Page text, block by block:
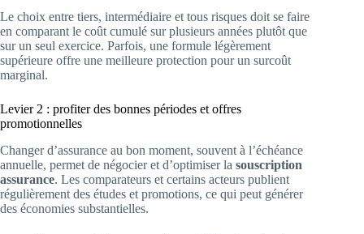
Le choix entre tiers, intermédiaire et tous risques doit se faire
en comparant le coût cumulé sur plusieurs années plutôt que
sur un seul exercice. Parfois, une formule légèrement
supérieure offre une meilleure protection pour un surcoût
marginal.
Levier 2 : profiter des bonnes périodes et offres
promotionnelles
Changer d’assurance au bon moment, souvent à l’échéance
annuelle, permet de négocier et d’optimiser la souscription
assurance. Les comparateurs et certains acteurs publient
régulièrement des études et promotions, ce qui peut générer
des économies substantielles.